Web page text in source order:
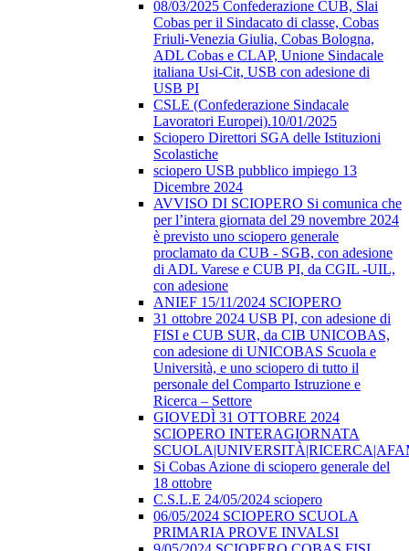
08/03/2025 Confederazione CUB, Slai
Cobas per il Sindacato di classe, Cobas
Friuli-Venezia Giulia, Cobas Bologna,
ADL Cobas e CLAP, Unione Sindacale
italiana Usi-Cit, USB con adesione di
USB PI
CSLE (Confederazione Sindacale
Lavoratori Europei).10/01/2025
Sciopero Direttori SGA delle Istituzioni
Scolastiche
sciopero USB pubblico impiego 13
Dicembre 2024
AVVISO DI SCIOPERO Si comunica che
per l’intera giornata del 29 novembre 2024
è previsto uno sciopero generale
proclamato da CUB - SGB, con adesione
di ADL Varese e CUB PI, da CGIL -UIL,
con adesione
ANIEF 15/11/2024 SCIOPERO
31 ottobre 2024 USB PI, con adesione di
FISI e CUB SUR, da CIB UNICOBAS,
con adesione di UNICOBAS Scuola e
Università, e uno sciopero di tutto il
personale del Comparto Istruzione e
Ricerca – Settore
GIOVEDÌ 31 OTTOBRE 2024
SCIOPERO INTERAGIORNATA
Si Cobas Azione di sciopero generale del
18 ottobre
C.S.L.E 24/05/2024 sciopero
06/05/2024 SCIOPERO SCUOLA
PRIMARIA PROVE INVALSI